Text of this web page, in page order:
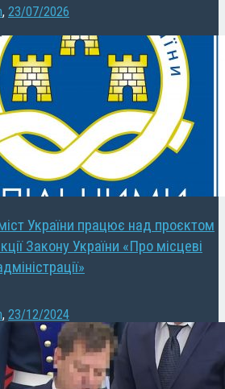
, 23/07/2026
України працює над проєктом
Закону України «Про місцеві
, 23/12/2024